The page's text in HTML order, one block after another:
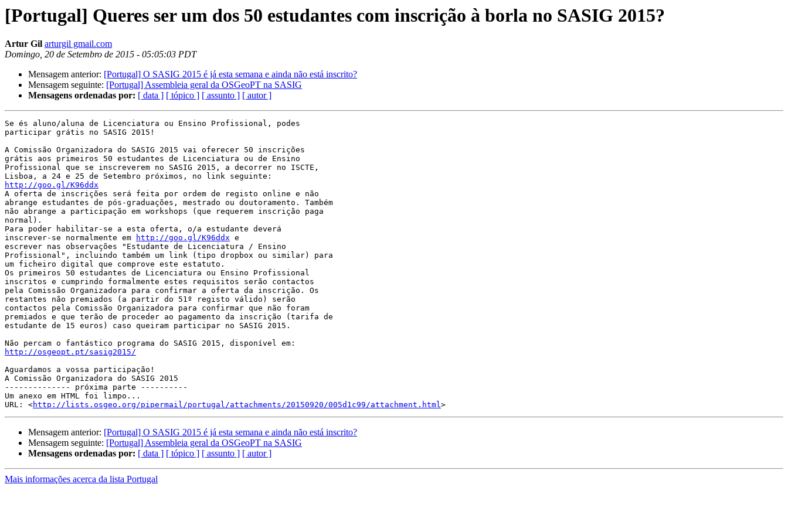
[Portugal] Queres ser um dos 50 estudantes com inscrição à borla no SASIG 2015?
Artur Gil arturgil gmail.com
Domingo, 20 de Setembro de 2015 - 05:05:03 PDT
Mensagem anterior: [Portugal] O SASIG 2015 é já esta semana e ainda não está inscrito?
Mensagem seguinte: [Portugal] Assembleia geral da OSGeoPT na SASIG
Mensagens ordenadas por: [ data ] [ tópico ] [ assunto ] [ autor ]
Se és aluno/aluna de Licenciatura ou Ensino Profissional, podes
participar grátis no SASIG 2015!
A Comissão Organizadora do SASIG 2015 vai oferecer 50 inscrições
grátis aos primeiros 50 estudantes de Licenciatura ou de Ensino
Profissional que se inscreverem no SASIG 2015, a decorrer no ISCTE,
http://goo.gl/K96ddx
A oferta de inscrições será feita por ordem de registo online e não
abrange estudantes de pós-graduações, mestrado ou doutoramento. Também
não abrange a participação em workshops (que requerem inscrição paga
normal).
Para poder habilitar-se a esta oferta, o/a estudante deverá
inscrever-se normalmente em
http://goo.gl/K96ddx e
escrever nas observações "Estudante de Licenciatura / Ensino
Profissional", incluindo também um link (tipo dropbox ou similar) para
um ficheiro digital que comprove este estatuto.
Os primeiros 50 estudantes de Licenciatura ou Ensino Profissional
inscritos e cumprindo formalmente estes requisitos serão contactos
pela Comissão Organizadora para confirmar a oferta da inscrição. Os
restantes não premiados (a partir do 51º registo válido) serão
contactos pela Comissão Organizadora para confirmar que não foram
premiados e que terão de proceder ao pagamento da inscrição (tarifa de
estudante de 15 euros) caso queiram participar no SASIG 2015.
http://osgeopt.pt/sasig2015/
Aguardamos a vossa participação!
A Comissão Organizadora do SASIG 2015
-------------- próxima parte ----------
Um anexo em HTML foi limpo...
URL: <http://lists.osgeo.org/pipermail/portugal/attachments/20150920/005d1c99/attachment.html
Mensagem anterior: [Portugal] O SASIG 2015 é já esta semana e ainda não está inscrito?
Mensagem seguinte: [Portugal] Assembleia geral da OSGeoPT na SASIG
Mensagens ordenadas por: [ data ] [ tópico ] [ assunto ] [ autor ]
Mais informações acerca da lista Portugal